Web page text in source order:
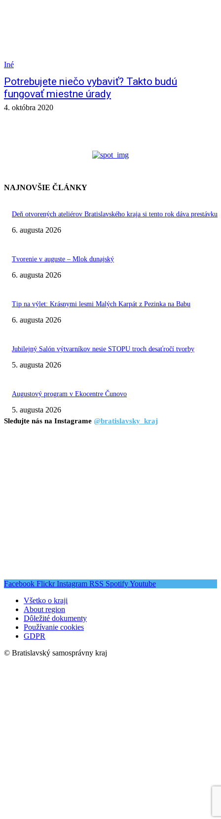
Iné
Potrebujete niečo vybaviť? Takto budú
fungovať miestne úrady
4. októbra 2020
NAJNOVŠIE ČLÁNKY
Deň otvorených ateliérov Bratislavského kraja si tento rok dáva prestávku
6. augusta 2026
Tvorenie v auguste – Mlok dunajský
6. augusta 2026
Tip na výlet: Krásnymi lesmi Malých Karpát z Pezinka na Babu
6. augusta 2026
Jubilejný Salón výtvarníkov nesie STOPU troch desaťročí tvorby
5. augusta 2026
Augustový program v Ekocentre Čunovo
5. augusta 2026
Sledujte nás na Instagrame @bratislavsky_kraj
Facebook Flickr Instagram RSS SpotifyYoutube
Všetko o kraji
About region
Dôležité dokumenty
Používanie cookies
GDPR
© Bratislavský samosprávny kraj